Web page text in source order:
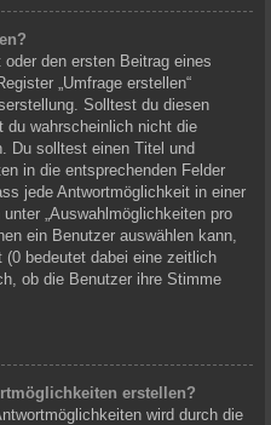
den ersten Beitrag eines
„Umfrage erstellen“
Solltest du diesen
du wahrscheinlich nicht die
Du solltest einen Titel und
in die entsprechenden Felder
jede Antwortmöglichkeit in einer
„Auswahlmöglichkeiten pro
ein Benutzer auswählen kann,
bedeutet dabei eine zeitlich
ob die Benutzer ihre Stimme
erstellen?
wird durch die